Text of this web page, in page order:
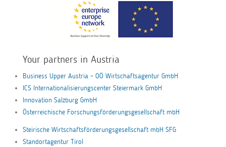
Your partners in Austria
Business Upper Austria – OÖ Wirtschaftsagentur GmbH
ICS Internationalisierungscenter Steiermark GmbH
Innovation Salzburg GmbH
Österreichische Forschungsförderungsgesellschaft mbH
Steirische Wirtschaftsförderungsgesellschaft mbH SFG
Standortagentur Tirol